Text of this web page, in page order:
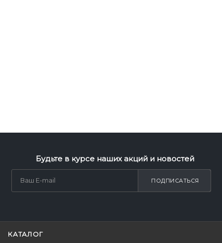
Будьте в курсе наших акций и новостей
ПОДПИСАТЬСЯ
КАТАЛОГ